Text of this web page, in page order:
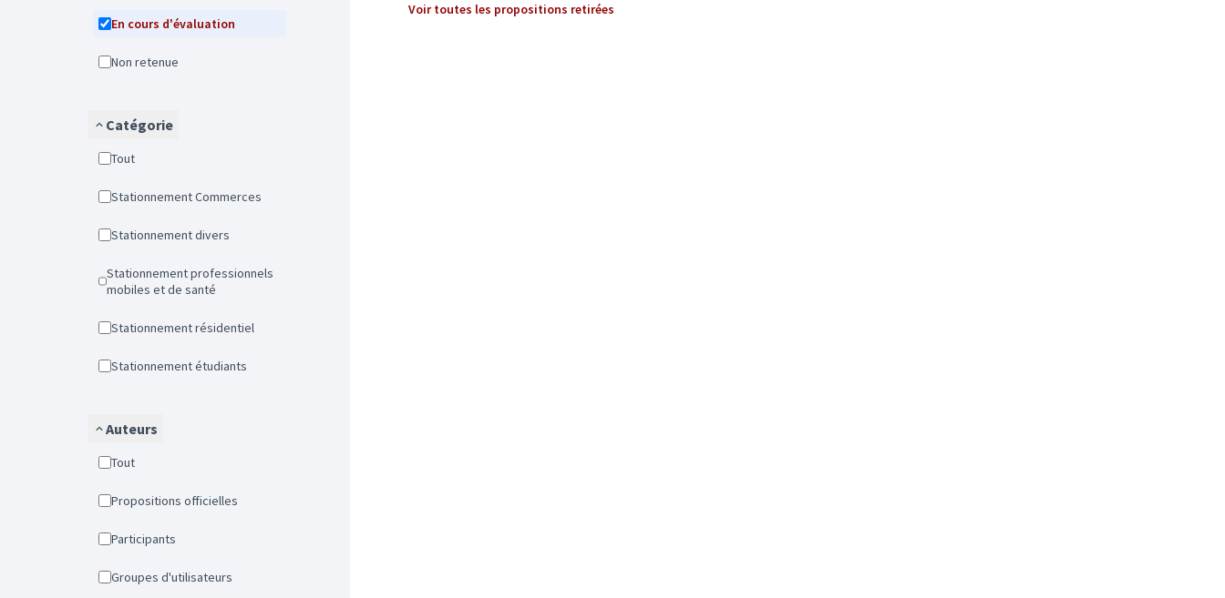
En cours d'évaluation
Non retenue
Catégorie
Tout
Stationnement Commerces
Stationnement divers
Stationnement professionnels
mobiles et de santé
Stationnement résidentiel
Stationnement étudiants
Auteurs
Tout
Propositions officielles
Participants
Groupes d'utilisateurs
Voir toutes les propositions retirées